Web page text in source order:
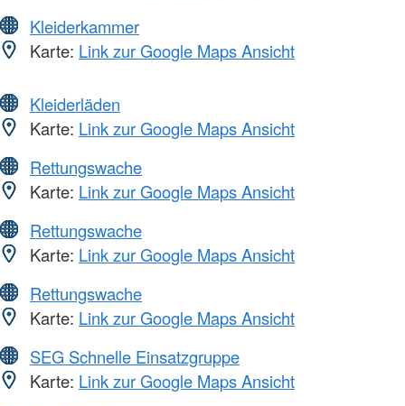
Kleiderkammer
Karte: Link zur Google Maps Ansicht
Kleiderläden
Karte: Link zur Google Maps Ansicht
Rettungswache
Karte: Link zur Google Maps Ansicht
Rettungswache
Karte: Link zur Google Maps Ansicht
Rettungswache
Karte: Link zur Google Maps Ansicht
SEG Schnelle Einsatzgruppe
Karte: Link zur Google Maps Ansicht